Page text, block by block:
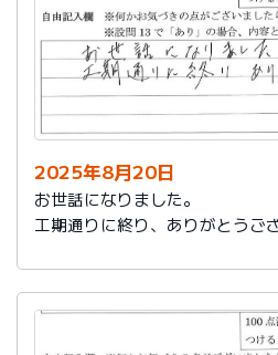
2025年8月20日
お世話になりました。
工期通りに終り、ありがとうご